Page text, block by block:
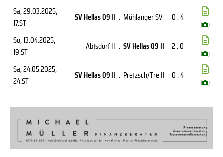
Sa, 29.03.2025,
17.ST
SV Hellas 09 II : Mühlanger SV 0 : 4
( )
So, 13.04.2025,
19.ST
Abtsdorf II : SV Hellas 09 II 2 : 0
( )
Sa, 24.05.2025,
24.ST
SV Hellas 09 II : Pretzsch/Tre II 0 : 4
( )